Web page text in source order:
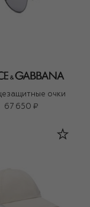
очки
67 650 ₽